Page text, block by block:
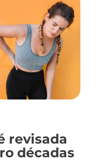
revisada
décadas